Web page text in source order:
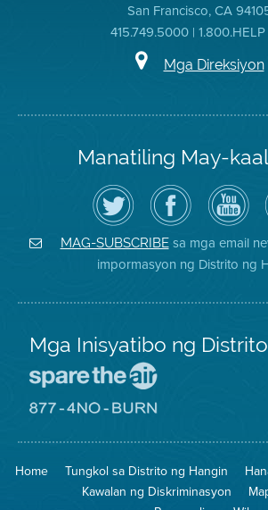
San Francisco, CA
415.749.5000 |
Mga Direksiyon
Manatiling May-
I-
follow
ang
Air
District
sa
Twitter
Bisitahin
ang
Page
sa
Facebook
ng
Distrito
Channel
sa
ng
Air
District
MAG-SUBSCRIBEsa mga email
impormasyon ng Distrito ng
Mga Inisyatibo ng
Iligtas
Hangin
8774
na
Pagsunog
Home Tungkol sa Distrito ng Hangin
Kawalan ng Diskriminasyon